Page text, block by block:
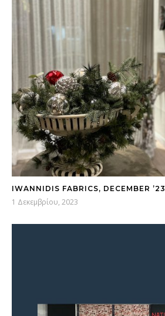
IWANNIDIS FABRICS, DECEMBER ’23
1 Δεκεμβρίου, 2023